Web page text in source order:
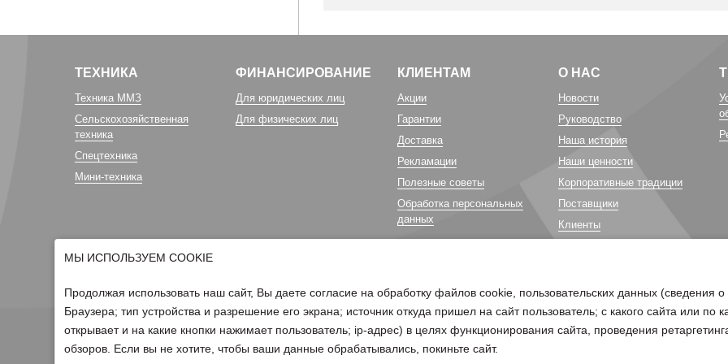
ТЕХНИКА
Техника ММЗ
Сельскохозяйственная
техника
Спецтехника
Мини-техника
ФИНАНСИРОВАНИЕ
Для юридических лиц
Для физических лиц
КЛИЕНТАМ
Акции
Гарантии
Доставка
Рекламации
Полезные советы
Обработка персональных
данных
О НАС
Новости
Руководство
Наша история
Наши ценности
Корпоративные традиции
Поставщики
Клиенты
© 2026 Группа компаний Белагро
МЫ ИСПОЛЬЗУЕМ COOKIE
Продолжая использовать наш сайт, Вы даете согласие на обработку файлов cookie, пользовательских данных
Браузера; тип устройства и разрешение его экрана; источник откуда пришел на сайт пользователь; с какого сайта или
открывает и на какие кнопки нажимает пользователь; ip-адрес) в целях функционирования сайта, проведения
обзоров. Если вы не хотите, чтобы ваши данные обрабатывались, покиньте сайт.